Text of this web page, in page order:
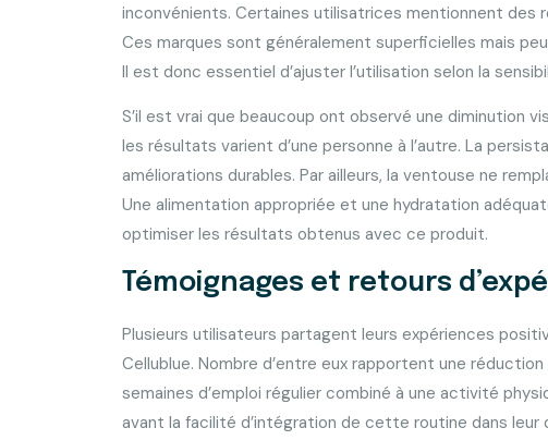
inconvénients. Certaines utilisatrices mentionnent des
Ces marques sont généralement superficielles mais
Il est donc essentiel d’ajuster l’utilisation selon la
S’il est vrai que beaucoup ont observé une diminution
les résultats varient d’une personne à l’autre. La
améliorations durables. Par ailleurs, la ventouse ne
Une alimentation appropriée et une hydratation
optimiser les résultats obtenus avec ce produit.
Témoignages et retours
Plusieurs utilisateurs partagent leurs expériences
Cellublue. Nombre d’entre eux rapportent une
semaines d’emploi régulier combiné à une activité
avant la facilité d’intégration de cette routine dans